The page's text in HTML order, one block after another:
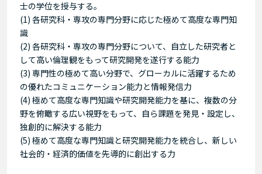
士の学位を授与する。
(1) 各研究科・専攻の専門分野に応じた極めて高度な専門知
識
(2) 各研究科・専攻の専門分野について、自立した研究者と
して高い倫理観をもって研究開発を遂行する能力
(3) 専門性の極めて高い分野で、グローカルに活躍するため
の優れたコミュニケーション能力と情報発信力
(4) 極めて高度な専門知識や研究開発能力を基に、複数の分
野を俯瞰する広い視野をもって、自ら課題を発見・設定し、
独創的に解決する能力
(5) 極めて高度な専門知識と研究開発能力を統合し、新しい
社会的・経済的価値を先導的に創出する力